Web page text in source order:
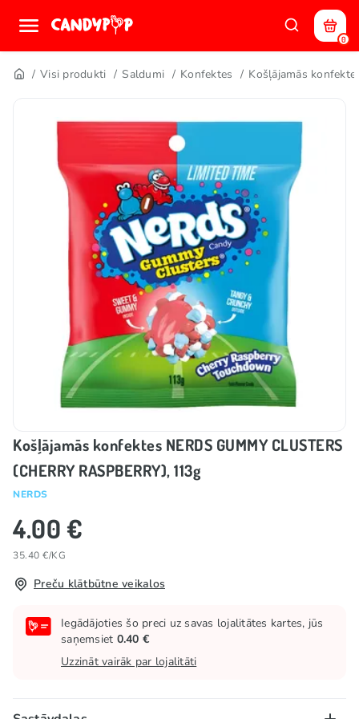
0
Visi produkti Saldumi Konfektes Košļājamās
Košļājamās konfektes NERDS GUMMY CLUSTERS
(CHERRY RASPBERRY), 113g
NERDS
4.00 €
35.40 €/KG
Preču klātbūtne veikalos
Iegādājoties šo preci uz savas lojalitātes kartes, jūs
saņemsiet 0.40 €
Uzzināt vairāk par lojalitāti